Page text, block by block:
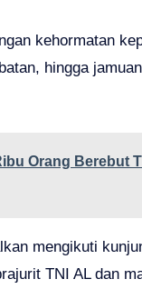
kehormatan
hingga
Orang Berebut
mengikuti
TNI AL dan